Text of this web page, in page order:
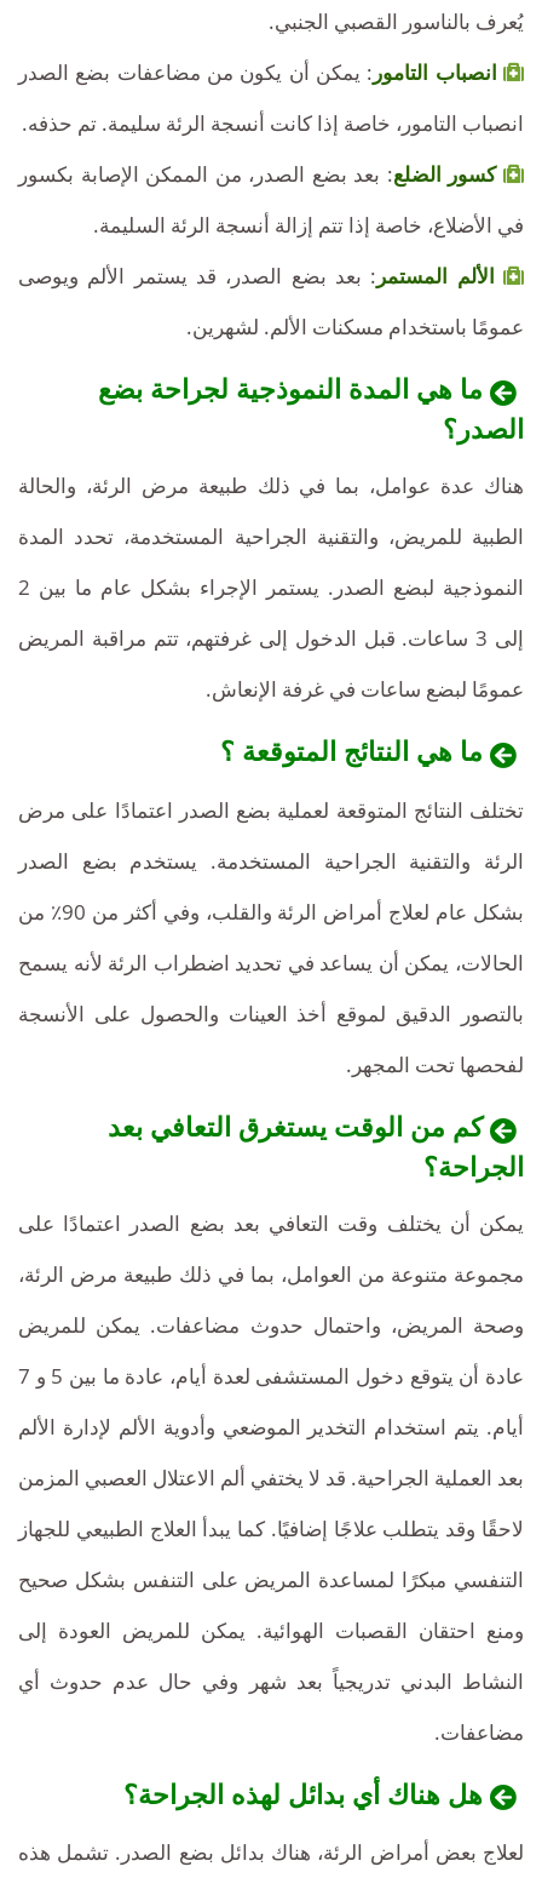
يُعرف بالناسور القصبي الجنبي.
انصباب التامور : يمكن أن يكون من مضاعفات بضع الصدر
انصباب التامور، خاصة إذا كانت أنسجة الرئة سليمة. تم حذفه.
كسور الضلع: بعد بضع الصدر، من الممكن الإصابة بكسور
في الأضلاع، خاصة إذا تتم إزالة أنسجة الرئة السليمة.
الألم المستمر : بعد بضع الصدر، قد يستمر الألم ويوصى
عمومًا باستخدام مسكنات الألم. لشهرين.
ما هي المدة النموذجية لجراحة بضع
الصدر؟
هناك عدة عوامل، بما في ذلك طبيعة مرض الرئة، والحالة
الطبية للمريض، والتقنية الجراحية المستخدمة، تحدد المدة
النموذجية لبضع الصدر. يستمر الإجراء بشكل عام ما بين 2
إلى 3 ساعات. قبل الدخول إلى غرفتهم، تتم مراقبة المريض
عمومًا لبضع ساعات في غرفة الإنعاش.
ما هي النتائج المتوقعة ؟
تختلف النتائج المتوقعة لعملية بضع الصدر اعتمادًا على مرض
الرئة والتقنية الجراحية المستخدمة. يستخدم بضع الصدر
بشكل عام لعلاج أمراض الرئة والقلب، وفي أكثر من 90٪ من
الحالات، يمكن أن يساعد في تحديد اضطراب الرئة لأنه يسمح
بالتصور الدقيق لموقع أخذ العينات والحصول على الأنسجة
لفحصها تحت المجهر.
كم من الوقت يستغرق التعافي بعد
الجراحة؟
يمكن أن يختلف وقت التعافي بعد بضع الصدر اعتمادًا على
مجموعة متنوعة من العوامل، بما في ذلك طبيعة مرض الرئة،
وصحة المريض، واحتمال حدوث مضاعفات. يمكن للمريض
عادة أن يتوقع دخول المستشفى لعدة أيام، عادة ما بين 5 و 7
أيام. يتم استخدام التخدير الموضعي وأدوية الألم لإدارة الألم
بعد العملية الجراحية. قد لا يختفي ألم الاعتلال العصبي المزمن
لاحقًا وقد يتطلب علاجًا إضافيًا. كما يبدأ العلاج الطبيعي للجهاز
التنفسي مبكرًا لمساعدة المريض على التنفس بشكل صحيح
ومنع احتقان القصبات الهوائية. يمكن للمريض العودة إلى
النشاط البدني تدريجياً بعد شهر وفي حال عدم حدوث أي
مضاعفات.
هل هناك أي بدائل لهذه الجراحة؟
لعلاج بعض أمراض الرئة، هناك بدائل بضع الصدر. تشمل هذه